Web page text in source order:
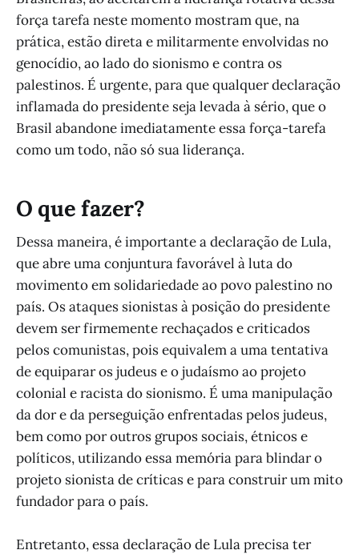
força tarefa neste momento mostram que, na
prática, estão direta e militarmente envolvidas no
genocídio, ao lado do sionismo e contra os
palestinos. É urgente, para que qualquer declaração
inflamada do presidente seja levada à sério, que o
Brasil abandone imediatamente essa força-tarefa
como um todo, não só sua liderança.
O que fazer?
Dessa maneira, é importante a declaração de Lula,
que abre uma conjuntura favorável à luta do
movimento em solidariedade ao povo palestino no
país. Os ataques sionistas à posição do presidente
devem ser firmemente rechaçados e criticados
pelos comunistas, pois equivalem a uma tentativa
de equiparar os judeus e o judaísmo ao projeto
colonial e racista do sionismo. É uma manipulação
da dor e da perseguição enfrentadas pelos judeus,
bem como por outros grupos sociais, étnicos e
políticos, utilizando essa memória para blindar o
projeto sionista de críticas e para construir um mito
fundador para o país.
Entretanto, essa declaração de Lula precisa ter